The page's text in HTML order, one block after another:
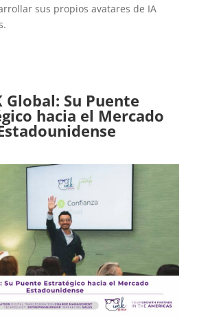
sus propios avatares de IA
Global: Su Puente
hacia el Mercado